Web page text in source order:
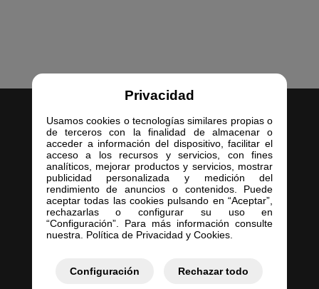
Privacidad
Usamos cookies o tecnologías similares propias o
de terceros con la finalidad de almacenar o
acceder a información del dispositivo, facilitar el
acceso a los recursos y servicios, con fines
analíticos, mejorar productos y servicios, mostrar
publicidad personalizada y medición del
rendimiento de anuncios o contenidos. Puede
aceptar todas las cookies pulsando en “Aceptar”,
rechazarlas o configurar su uso en
“Configuración”. Para más información consulte
nuestra. Política de Privacidad y Cookies.
Configuración Rechazar todo
Inicio
Empresa
Servicios
Contacto
Mis Pedidos